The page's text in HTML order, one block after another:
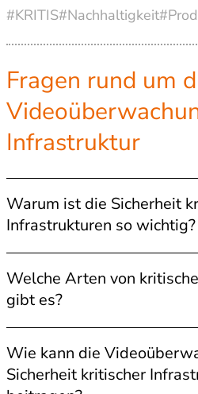
#KRITIS#Nachhaltigkeit
Fragen rund um
Infrastruktur
Warum ist die Sicherheit
Infrastrukturen so wichtig?
Kritische Infrastrukturen sind
Funktionieren der
Ihr Ausfall oder ihre
Bedeutung, sie vor möglichen
schützen.
Welche Arten von
gibt es?
Kritische Infrastrukturen
Einrichtungen, darunter
Abwasserversorgung,
Wie kann die
Sicherheit kritischer